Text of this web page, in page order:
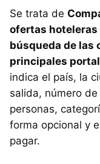
Se trata de
ofertas hoteleras
búsqueda de las
principales
indica el país, la
salida, número
personas,
forma opcional y
pagar.